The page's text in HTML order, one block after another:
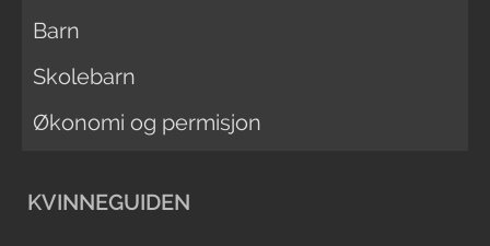
Barn
Skolebarn
Økonomi og permisjon
KVINNEGUIDEN